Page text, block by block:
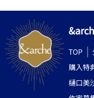
TOP
購入特
樋口美